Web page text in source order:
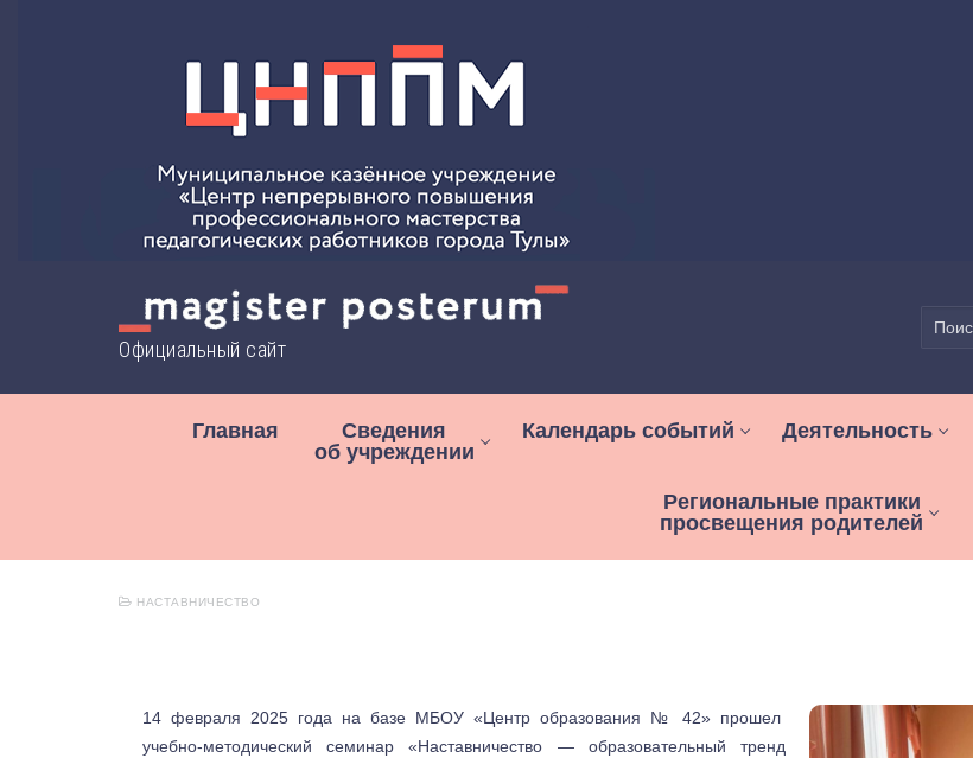
Официальный сайт
Найти:
Главная
Сведения
об учреждении
Календарь событий Деятельность
Региональные практики
просвещения родителей
НАСТАВНИЧЕСТВО
14 февраля 2025 года на базе МБОУ «Центр образования № 42» прошел
учебно-методический семинар «Наставничество — образовательный тренд